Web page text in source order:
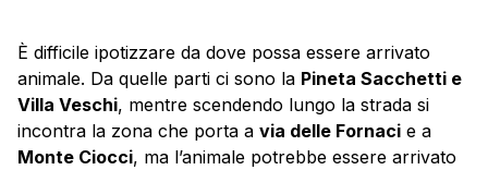
È difficile ipotizzare da dove possa essere arrivato
animale. Da quelle parti ci sono la Pineta Sacchetti e
Villa Veschi, mentre scendendo lungo la strada si
incontra la zona che porta a via delle Fornaci e a
Monte Ciocci, ma l’animale potrebbe essere arrivato